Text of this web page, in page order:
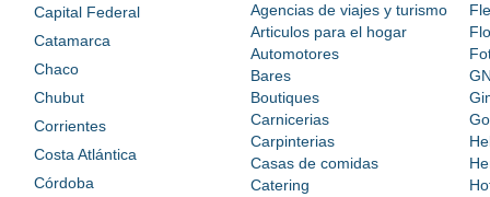
Capital Federal
Catamarca
Chaco
Chubut
Corrientes
Costa Atlántica
Córdoba
Agencias de viajes y turismo
Articulos para el hogar
Automotores
Bares
Boutiques
Carnicerias
Carpinterias
Casas de comidas
Catering